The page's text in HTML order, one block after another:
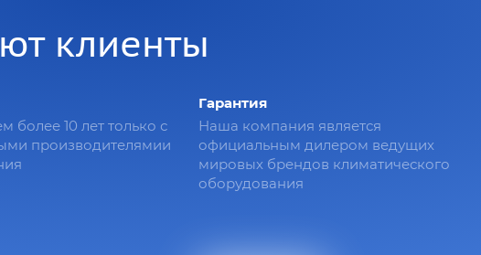
клиенты
более 10 лет только с
производителямии
Гарантия
Наша компания является
официальным дилером ведущих
мировых брендов климатического
оборудования